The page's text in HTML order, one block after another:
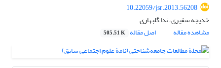
10.22059/jsr.2013.56208
خدیجه سفیری، ندا گلبهاری
مشاهده مقاله
اصل مقاله 505.51 K